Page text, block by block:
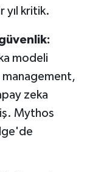
yıl kritik.
modeli
management,
zeka
Mythos